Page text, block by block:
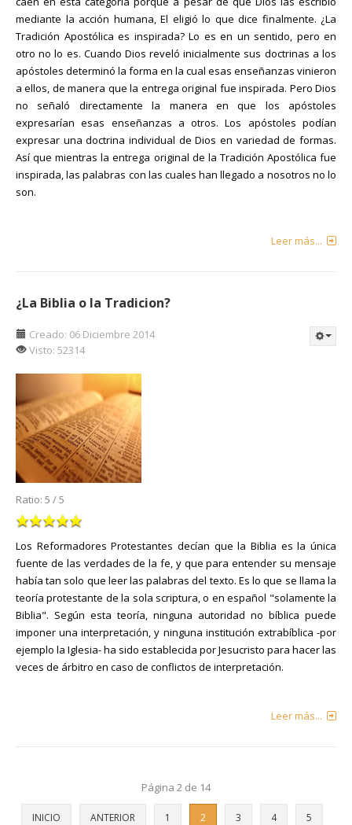
mediante la acción humana, El eligió lo que dice finalmente. ¿La
Tradición Apostólica es inspirada? Lo es en un sentido, pero en
otro no lo es. Cuando Dios reveló inicialmente sus doctrinas a los
apóstoles determinó la forma en la cual esas enseñanzas vinieron
a ellos, de manera que la entrega original fue inspirada. Pero Dios
no señaló directamente la manera en que los apóstoles
expresarían esas enseñanzas a otros. Los apóstoles podían
expresar una doctrina individual de Dios en variedad de formas.
Así que mientras la entrega original de la Tradición Apostólica fue
inspirada, las palabras con las cuales han llegado a nosotros no lo
son.
Leer más...
¿La Biblia o la Tradicion?
Creado: 06 Diciembre 2014
Visto: 52314
Ratio: 5 /5
Los Reformadores Protestantes decían que la Biblia es la única
fuente de las verdades de la fe, y que para entender su mensaje
había tan solo que leer las palabras del texto. Es lo que se llama la
teoría protestante de la sola scriptura, o en español "solamente la
Biblia". Según esta teoría, ninguna autoridad no bíblica puede
imponer una interpretación, y ninguna institución extrabíblica -por
ejemplo la Iglesia- ha sido establecida por Jesucristo para hacer las
veces de árbitro en caso de conflictos de interpretación.
Leer más...
Página 2 de 14
INICIO ANTERIOR 1 2 3 4 5